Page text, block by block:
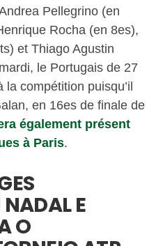
Pellegrino (en
Rocha (en 8es),
et Thiago Agustin
le Portugais de 27
compétition puisqu’il
en 16es de finale de
également présent
à Paris.
E
O